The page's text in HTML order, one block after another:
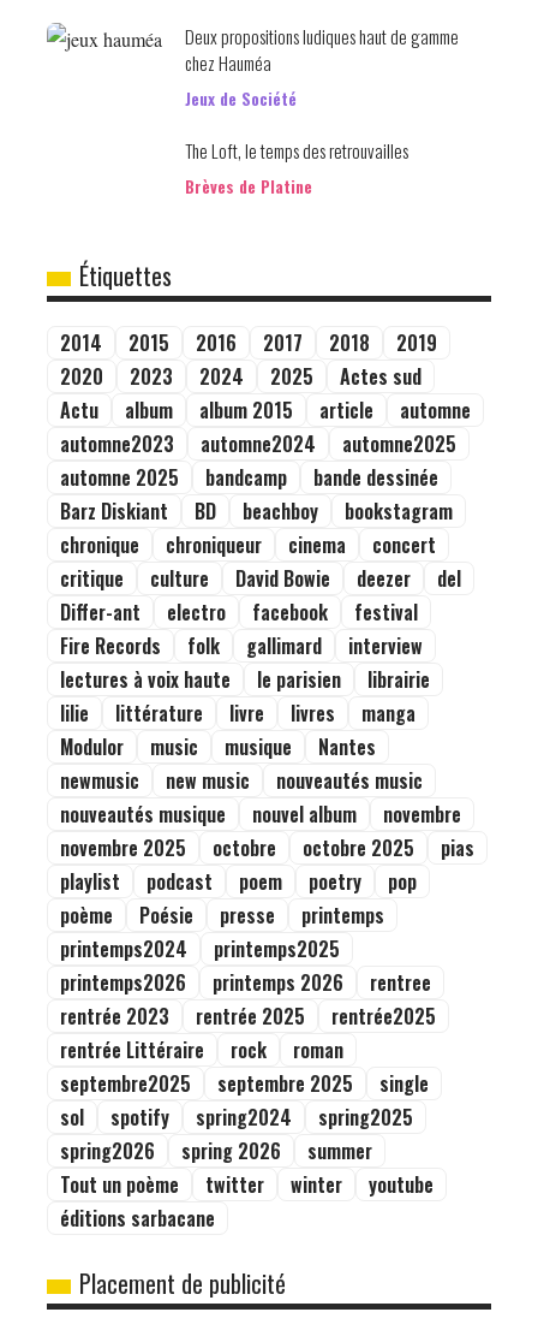
Deux propositions ludiques haut de gamme
chez Hauméa
Jeux de Société
The Loft, le temps des retrouvailles
Brèves de Platine
Étiquettes
2014 2015 2016 2017 2018
2019
2020
2023 2024 2025
Actes sud
Actu
album album 2015 article
automne
automne2023
automne2024
automne2025
automne 2025
bandcamp
bande dessinée
Barz Diskiant
BD beachboy
bookstagram
chronique
chroniqueur cinema
concert
critique
culture David Bowie deezer
del
Differ-ant
electro facebook
festival
Fire Records
folk gallimard
interview
lectures à voix haute
le parisien
librairie
lilie
littérature livre livres
manga
Modulor
music musique
Nantes
newmusic
new music
nouveautés music
nouveautés musique
nouvel album
novembre
novembre 2025
octobre octobre 2025
pias
playlist
podcast poem poetry
pop
poème
Poésie presse
printemps
printemps2024
printemps2025
printemps2026
printemps 2026
rentree
rentrée 2023
rentrée 2025
rentrée2025
rentrée Littéraire
rock
roman
septembre2025
septembre 2025
single
sol
spotify spring2024
spring2025
spring2026
spring 2026
summer
Tout un poème
twitter winter
youtube
éditions sarbacane
Placement de publicité